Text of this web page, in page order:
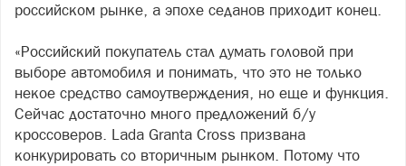
российском рынке, а эпохе седанов приходит конец.
«Российский покупатель стал думать головой при
выборе автомобиля и понимать, что это не только
некое средство самоутверждения, но еще и функция.
Сейчас достаточно много предложений б/у
кроссоверов. Lada Granta Cross призвана
конкурировать со вторичным рынком. Потому что